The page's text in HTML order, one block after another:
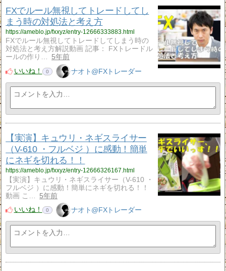
FXでルール無視してトレードしてし
まう時の対処法と考え方
https://ameblo.jp/fxxyz/entry-12666333883.html
FXでルール無視してトレードしてしまう時の
対処法と考え方解説動画 記事： FXトレードル
ールの作り…
5年前
いいね！
0 ナオト@FXトレーダー
【実演】キュウリ・ネギスライサー
（V-610 ・フルベジ ）に感動！簡単
にネギを切れる！！
https://ameblo.jp/fxxyz/entry-12666326167.html
【実演】キュウリ・ネギスライサー（V-610 ・
フルベジ ）に感動！簡単にネギを切れる！！
動画 こ…
5年前
いいね！
0 ナオト@FXトレーダー